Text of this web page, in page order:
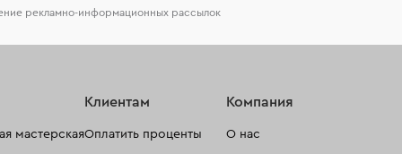
рекламно-информационных рассылок
мастерская
Клиентам
Оплатить проценты
Компания
О нас